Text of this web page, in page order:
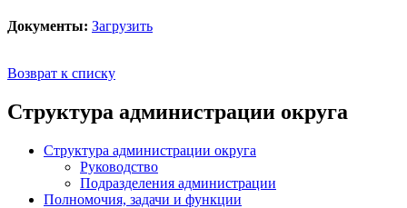
Документы: Загрузить
Возврат к списку
Структура администрации округа
Структура администрации округа
Руководство
Подразделения администрации
Полномочия, задачи и функции